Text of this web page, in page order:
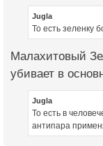
Jugla
То есть зеленку
Малахитовый
убивает в
Jugla
То есть в
антипара